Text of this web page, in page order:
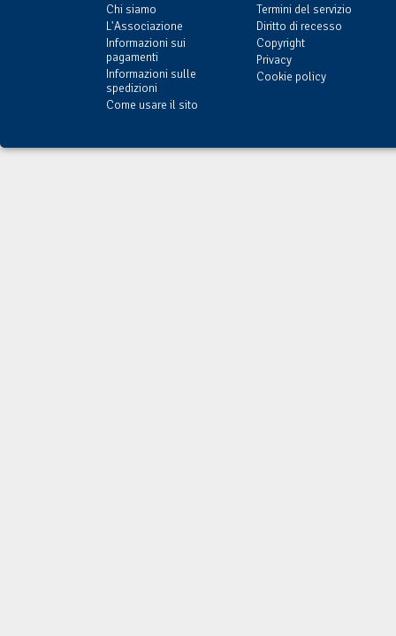
Chi siamo
L'Associazione
Informazioni sui
pagamenti
Informazioni sulle
spedizioni
Come usare il sito
Termini del servizio
Diritto di recesso
Copyright
Privacy
Cookie policy